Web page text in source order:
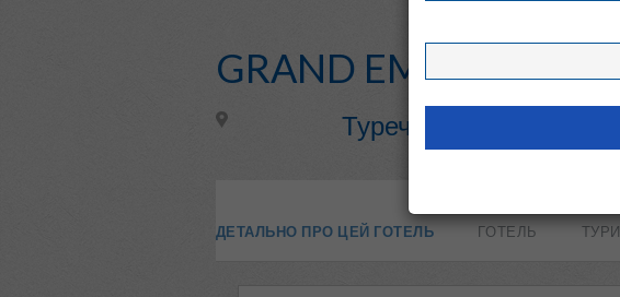
GRAND EMIN HOTEL
Туреччина, Стамбул
ДЕТАЛЬНО ПРО ЦЕЙ ГОТЕЛЬ ГОТЕЛЬ ТУРИ